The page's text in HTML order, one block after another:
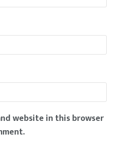
website in this browser